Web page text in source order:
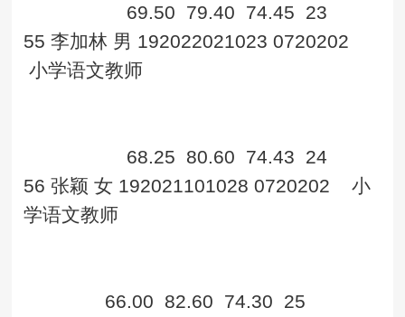
69.50 79.40 74.45 23
55 李加林 男 192022021023 0720202
小学语文教师
68.25 80.60 74.43 24
56 张颖 女 192021101028 0720202
小
学语文教师
66.00 82.60 74.30 25